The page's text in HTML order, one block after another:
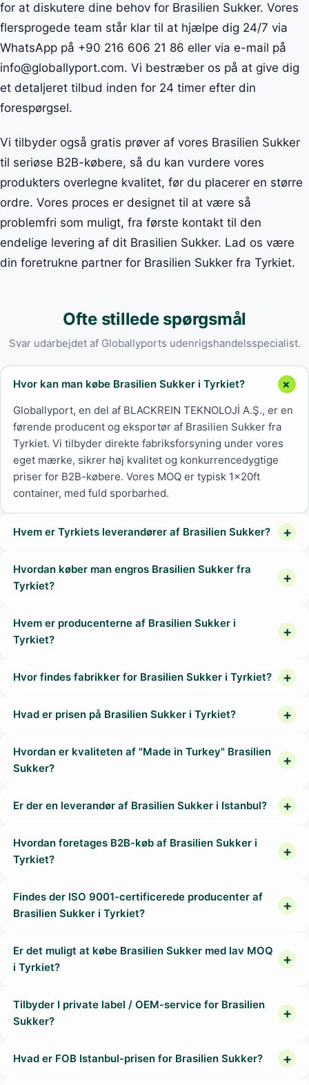
for at diskutere dine behov for Brasilien Sukker. Vores
flersprogede team står klar til at hjælpe dig 24/7 via
WhatsApp på +90 216 606 21 86 eller via e-mail på
info@globallyport.com. Vi bestræber os på at give dig
et detaljeret tilbud inden for 24 timer efter din
forespørgsel.
Vi tilbyder også gratis prøver af vores Brasilien Sukker
til seriøse B2B-købere, så du kan vurdere vores
produkters overlegne kvalitet, før du placerer en større
ordre. Vores proces er designet til at være så
problemfri som muligt, fra første kontakt til den
endelige levering af dit Brasilien Sukker. Lad os være
din foretrukne partner for Brasilien Sukker fra Tyrkiet.
Ofte stillede spørgsmål
Svar udarbejdet af Globallyports udenrigshandelsspecialist.
Hvor kan man købe Brasilien Sukker i Tyrkiet?
Globallyport, en del af BLACKREIN TEKNOLOJİ A.Ş., er en
førende producent og eksportør af Brasilien Sukker fra
Tyrkiet. Vi tilbyder direkte fabriksforsyning under vores
eget mærke, sikrer høj kvalitet og konkurrencedygtige
priser for B2B-købere. Vores MOQ er typisk 1x20ft
container, med fuld sporbarhed.
Hvem er Tyrkiets leverandører af Brasilien Sukker?
Hvordan køber man engros Brasilien Sukker fra
Tyrkiet?
Hvem er producenterne af Brasilien Sukker i
Tyrkiet?
Hvor findes fabrikker for Brasilien Sukker i Tyrkiet?
Hvad er prisen på Brasilien Sukker i Tyrkiet?
Hvordan er kvaliteten af "Made in Turkey" Brasilien
Sukker?
Er der en leverandør af Brasilien Sukker i Istanbul?
Hvordan foretages B2B-køb af Brasilien Sukker i
Tyrkiet?
Findes der ISO 9001-certificerede producenter af
Brasilien Sukker i Tyrkiet?
Er det muligt at købe Brasilien Sukker med lav MOQ
i Tyrkiet?
Tilbyder I private label / OEM-service for Brasilien
Sukker?
Hvad er FOB Istanbul-prisen for Brasilien Sukker?